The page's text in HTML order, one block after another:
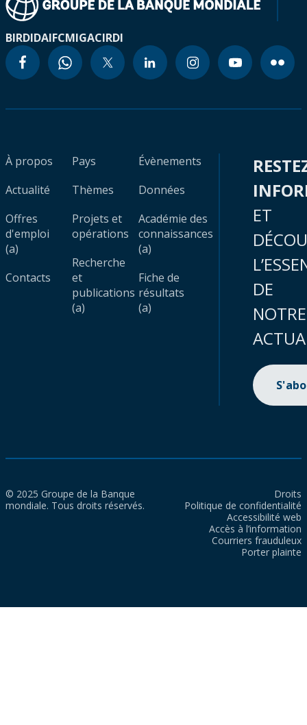
BIRDIDAIFCMIGACIRDI
À propos
Actualité
Offres
d'emploi
(a)
Contacts
Pays
Thèmes
Projets et
opérations
Recherche
et
publications
(a)
Évènements
Données
Académie des
connaissances
(a)
Fiche de
résultats
(a)
ET
DE
NOTRE
© 2025 Groupe de la Banque
mondiale. Tous droits réservés.
Droits
Politique de confidentialité
Accessibilité web
Accès à l’information
Courriers frauduleux
Porter plainte